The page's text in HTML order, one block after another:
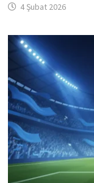
4 Şubat 2026